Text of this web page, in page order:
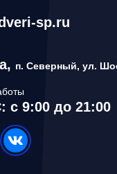
sp.ru
п. Северный, ул.
с 9:00 до 21:00